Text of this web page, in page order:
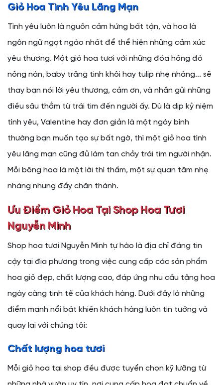
Giỏ Hoa Tình Yêu Lãng Mạn
Tình yêu luôn là nguồn cảm hứng bất tận, và hoa là
ngôn ngữ ngọt ngào nhất để thể hiện những cảm xúc
yêu thương. Một giỏ hoa tươi với những đóa hồng đỏ
nồng nàn, baby trắng tinh khôi hay tulip nhẹ nhàng... sẽ
thay bạn nói lời yêu thương, cảm ơn, và nhắn gửi những
điều sâu thẳm từ trái tim đến người ấy. Dù là dịp kỷ niệm
tình yêu, Valentine hay đơn giản là một ngày bình
thường bạn muốn tạo sự bất ngờ, thì một giỏ hoa tình
yêu lãng mạn cũng đủ làm tan chảy trái tim người nhận.
Mỗi bông hoa là một lời thì thầm, một sự quan tâm nhẹ
nhàng nhưng đầy chân thành.
Ưu Điểm Giỏ Hoa Tại Shop Hoa Tươi
Nguyễn Minh
Shop hoa tươi Nguyễn Minh tự hào là địa chỉ đáng tin
cậy tại địa phương trong việc cung cấp các sản phẩm
hoa giỏ đẹp, chất lượng cao, đáp ứng nhu cầu tặng hoa
ngày càng tinh tế của khách hàng. Dưới đây là những
điểm mạnh nổi bật khiến khách hàng luôn tin tưởng và
quay lại với chúng tôi:
Chất lượng hoa tươi
Mỗi giỏ hoa tại shop đều được tuyển chọn kỹ lưỡng từ